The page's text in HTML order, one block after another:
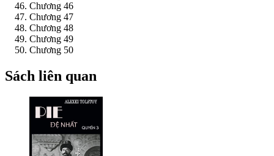
Chương 46
Chương 47
Chương 48
Chương 49
Chương 50
Sách liên quan